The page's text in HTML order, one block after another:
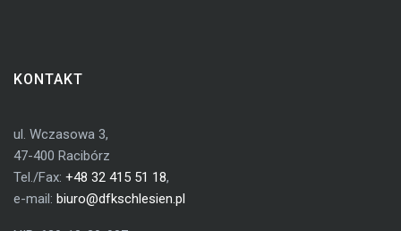
KONTAKT
ul. Wczasowa 3,
47-400 Racibórz
Tel./Fax: +48 32 415 51 18,
e-mail: biuro@dfkschlesien.pl